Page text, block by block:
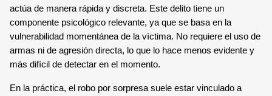
actúa de manera rápida y discreta. Este delito tiene un
componente psicológico relevante, ya que se basa en la
vulnerabilidad momentánea de la víctima. No requiere el uso de
armas ni de agresión directa, lo que lo hace menos evidente y
más difícil de detectar en el momento.
En la práctica, el robo por sorpresa suele estar vinculado a